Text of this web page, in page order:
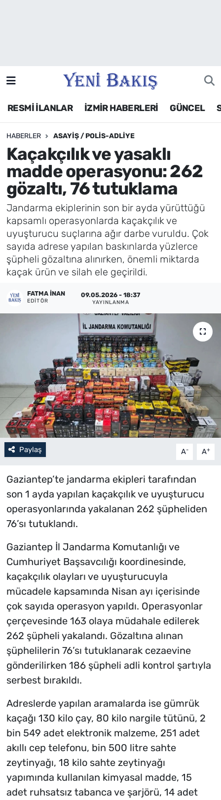
RESMİ İLANLAR İZMİR HABERLERİ GÜNCEL
HABERLER ASAYIŞ / POLIS-ADLIYE
Kaçakçılık ve yasaklı
madde operasyonu: 262
gözaltı, 76 tutuklama
Jandarma ekiplerinin son bir ayda yürüttüğü
kapsamlı operasyonlarda kaçakçılık ve
uyuşturucu suçlarına ağır darbe vuruldu. Çok
sayıda adrese yapılan baskınlarda yüzlerce
şüpheli gözaltına alınırken, önemli miktarda
kaçak ürün ve silah ele geçirildi.
FATMA İNAN
EDITÖR
09.05.2026 - 18:37
YAYINLANMA
Paylaş A- A+
Gaziantep’te jandarma ekipleri tarafından
son 1 ayda yapılan kaçakçılık ve uyuşturucu
operasyonlarında yakalanan 262 şüpheliden
76’sı tutuklandı.
Gaziantep İl Jandarma Komutanlığı ve
Cumhuriyet Başsavcılığı koordinesinde,
kaçakçılık olayları ve uyuşturucuyla
mücadele kapsamında Nisan ayı içerisinde
çok sayıda operasyon yapıldı. Operasyonlar
çerçevesinde 163 olaya müdahale edilerek
262 şüpheli yakalandı. Gözaltına alınan
şüphelilerin 76’sı tutuklanarak cezaevine
gönderilirken 186 şüpheli adli kontrol şartıyla
serbest bırakıldı.
Adreslerde yapılan aramalarda ise gümrük
kaçağı 130 kilo çay, 80 kilo nargile tütünü, 2
bin 549 adet elektronik malzeme, 251 adet
akıllı cep telefonu, bin 500 litre sahte
zeytinyağı, 18 kilo sahte zeytinyağı
yapımında kullanılan kimyasal madde, 15
adet ruhsatsız tabanca ve şarjörü, 14 adet
Siyaset
Asayiş / Polis-Adliye
Spor
Magazin
Foto Galeri
Künye
İletişim